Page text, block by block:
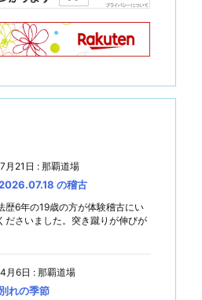
月21日 : 那覇道場
の稽古
歴6年の19歳の方が体験稽古にい
ださいました。突き蹴りが伸びが
月6日 : 那覇道場
れの季節